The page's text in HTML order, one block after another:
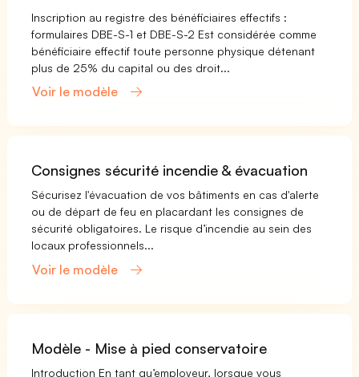
Inscription au registre des bénéficiaires effectifs :
formulaires DBE-S-1 et DBE-S-2 Est considérée comme
bénéficiaire effectif toute personne physique détenant
plus de 25% du capital ou des droit...
Voir le modèle
Consignes sécurité incendie & évacuation
Sécurisez l'évacuation de vos bâtiments en cas d'alerte
ou de départ de feu en placardant les consignes de
sécurité obligatoires. Le risque d’incendie au sein des
locaux professionnels...
Voir le modèle
Modèle - Mise à pied conservatoire
Introduction En tant qu’employeur, lorsque vous